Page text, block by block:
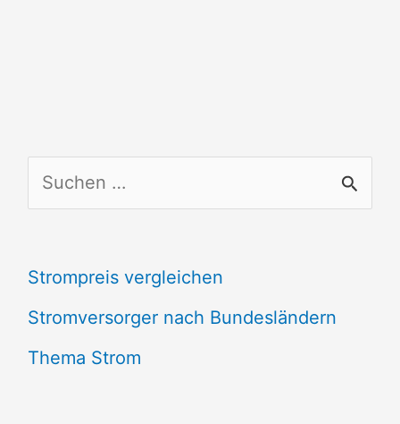
u
h
e
n
Strompreis vergleichen
Stromversorger nach Bundesländern
Thema Strom